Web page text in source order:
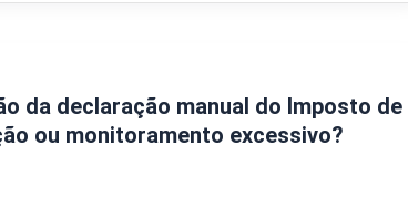
da declaração manual do Imposto de
ou monitoramento excessivo?